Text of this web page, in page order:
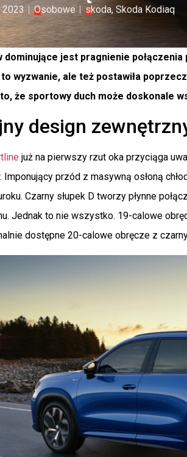
2023 Osobowe skoda, Skoda Kodiaq
dominujące jest pragnienie
to wyzwanie, ale też postawiła
że sportowy duch może doskonale
design
już na pierwszy rzut oka przyciąga
Imponujący przód z masywną osłoną
Czarny słupek D tworzy płynne
Jednak to nie wszystko. 19-calowe
dostępne 20-calowe obręcze z